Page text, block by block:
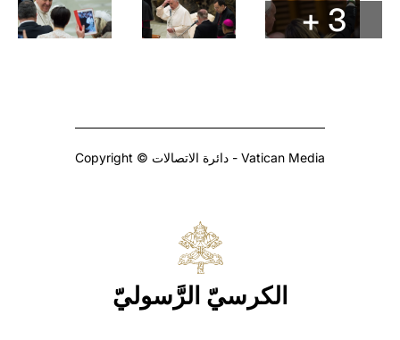
+ 3
Copyright © دائرة الاتصالات - Vatican Media
الكرسيّ الرَّسوليّ